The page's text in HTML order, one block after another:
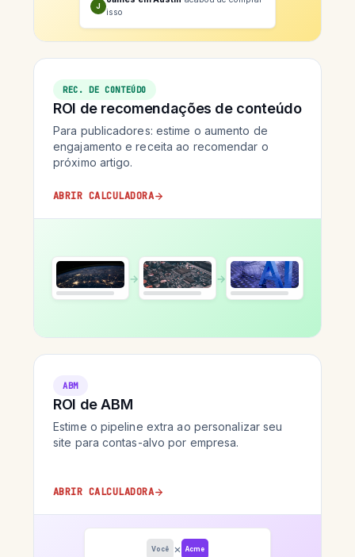
J
isso
REC. DE CONTEÚDO
ROI de recomendações de conteúdo
Para publicadores: estime o aumento de
engajamento e receita ao recomendar o
próximo artigo.
ABRIR CALCULADORA
→ →
ABM
ROI de ABM
Estime o pipeline extra ao personalizar seu
site para contas-alvo por empresa.
ABRIR CALCULADORA
Você × Acme